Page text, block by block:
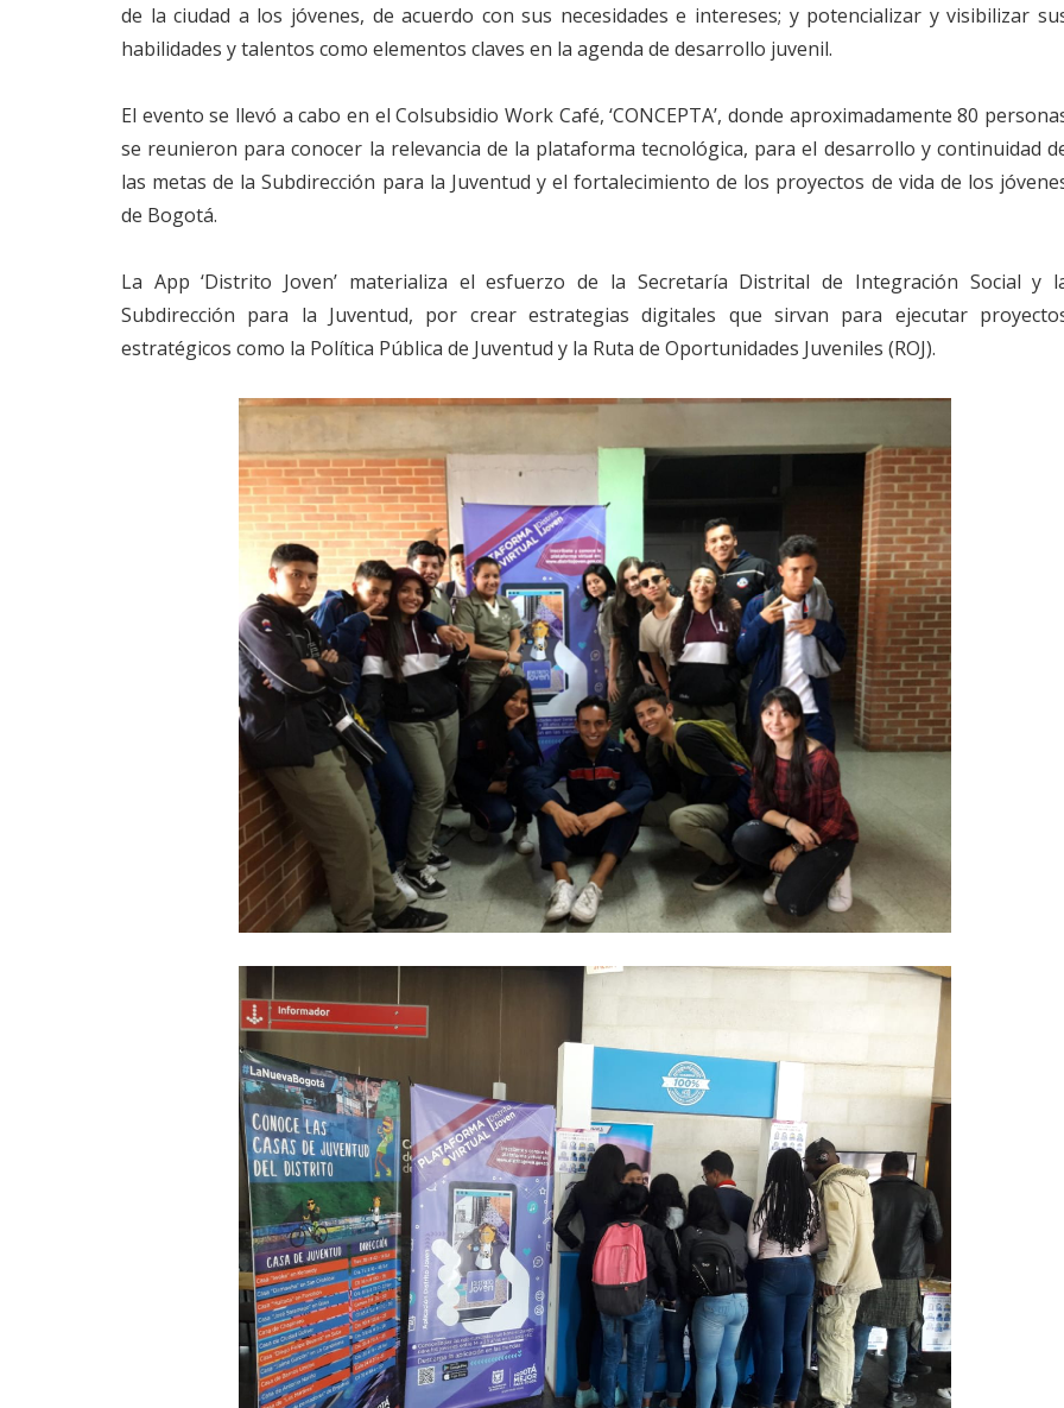
de la ciudad a los jóvenes, de acuerdo con sus necesidades e intereses; y potencializar y visibilizar
habilidades y talentos como elementos claves en la agenda de desarrollo juvenil.
El evento se llevó a cabo en el Colsubsidio Work Café, ‘CONCEPTA’, donde aproximadamente 80
se reunieron para conocer la relevancia de la plataforma tecnológica, para el desarrollo y continuidad
las metas de la Subdirección para la Juventud y el fortalecimiento de los proyectos de vida de los
de Bogotá.
La App ‘Distrito Joven’ materializa el esfuerzo de la Secretaría Distrital de Integración Social y
Subdirección para la Juventud, por crear estrategias digitales que sirvan para ejecutar
estratégicos como la Política Pública de Juventud y la Ruta de Oportunidades Juveniles (ROJ).